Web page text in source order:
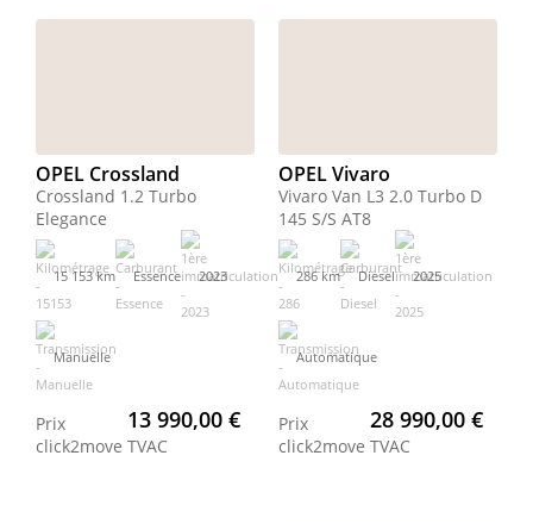
OPEL Crossland
Crossland 1.2 Turbo
Elegance
15 153 km Essence 2023
Manuelle
Prix
click2move
13 990,00 €
TVAC
OPEL Vivaro
Vivaro Van L3 2.0 Turbo D
145 S/S AT8
286 km Diesel 2025
Automatique
Prix
click2move
28 990,00 €
TVAC